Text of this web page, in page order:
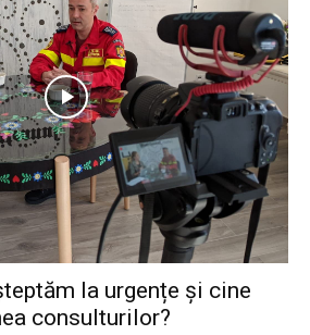
la urgențe și cine
consulturilor?